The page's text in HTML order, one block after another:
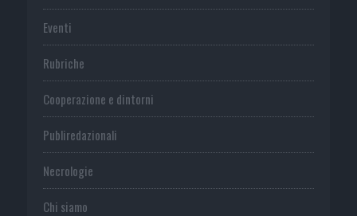
Eventi
Rubriche
Cooperazione e dintorni
Publiredazionali
Necrologie
Chi siamo